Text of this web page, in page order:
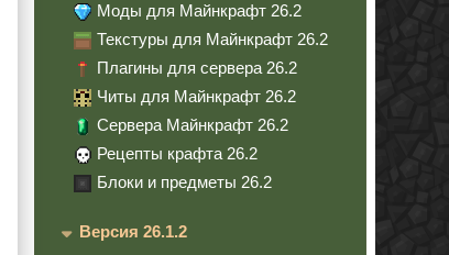
Моды для Майнкрафт 26.2
Текстуры для Майнкрафт 26.2
Плагины для сервера 26.2
Читы для Майнкрафт 26.2
Сервера Майнкрафт 26.2
Рецепты крафта 26.2
Блоки и предметы 26.2
Версия 26.1.2